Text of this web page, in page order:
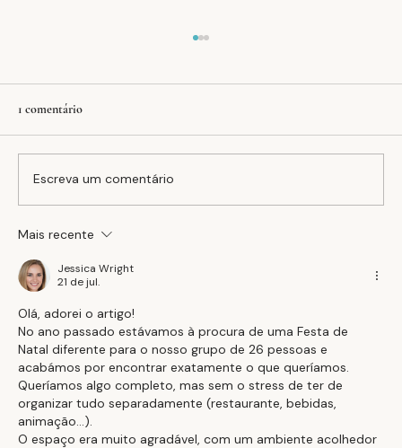
sustentabilidade no setor têxtil
1 comentário
Escreva um comentário
Mais recente
Jessica Wright
21 de jul.
Olá, adorei o artigo!
No ano passado estávamos à procura de uma Festa de
Natal diferente para o nosso grupo de 26 pessoas e
acabámos por encontrar exatamente o que queríamos.
Queríamos algo completo, mas sem o stress de ter de
organizar tudo separadamente (restaurante, bebidas,
animação…).
O espaço era muito agradável, com um ambiente acolhedor